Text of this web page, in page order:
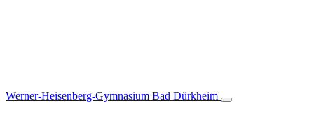
Werner-Heisenberg-Gymnasium Bad Dürkheim